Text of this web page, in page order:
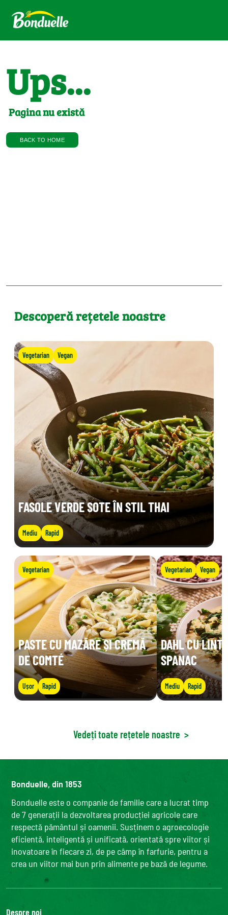
Ups...
Pagina nu există
BACK TO HOME
Descoperă rețetele noastre
Vegetarian Vegan
FASOLE VERDE SOTE ÎN STIL THAI
Mediu Rapid
Vegetarian
PASTE CU MAZĂRE ȘI CREMĂ
DE COMTÉ
Ușor Rapid
Vegetarian Vegan
DAHL CU
SPANAC
Mediu Rapid
Vedeți toate rețetele noastre >
Bonduelle, din 1853
Bonduelle este o companie de familie care a lucrat timp
de 7 generații la dezvoltarea producției agricole care
respectă pământul și oamenii. Susținem o agroecologie
eficientă, inteligentă și unificată, orientată spre viitor și
inovatoare în fiecare zi, de pe câmp în farfurie, pentru a
crea un viitor mai bun prin alimente pe bază de legume.
Despre noi